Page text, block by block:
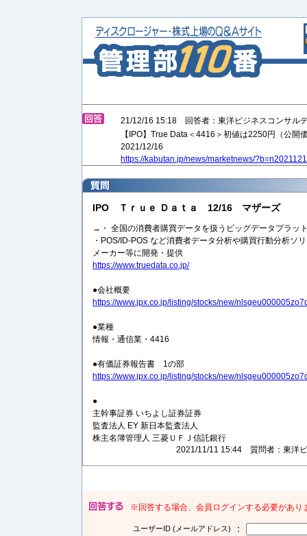
21/12/16 15:18 回答者：東洋ビジネスコンサル
【IPO】True Data＜4416＞初値は2250円（公開
2021/12/16
https://kabutan.jp/news/marketnews/
IPO Ｔｒｕｅ Ｄａｔａ 12/16 マザーズ
→・ 全国の消費者購買データを扱うビッグデータプラッ
・POS/ID-POS など消費者データ分析や購買行動分析ソ
メーカー等に開発・提供
https://www.truedata.co.jp/
●会社概要
https://www.jpx.co.jp/listing/stocks/new/
●業種
情報・通信業・4416
●有価証券報告書 1の部
https://www.jpx.co.jp/listing/stocks/new/
●
主幹事証券 いちよし証券証券
監査法人 EY 新日本監査法人
株主名簿管理人 三菱ＵＦＪ信託銀行
2021/11/11 15:44 質問者：東洋
※回答する場合、会員ログインする必要があり
ユーザーID (メールアドレス) ：